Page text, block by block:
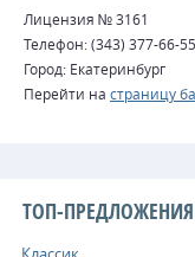
Лицензия № 3161
Телефон: (343) 377-66-55
Город: Екатеринбург
Перейти на страницу
ТОП-